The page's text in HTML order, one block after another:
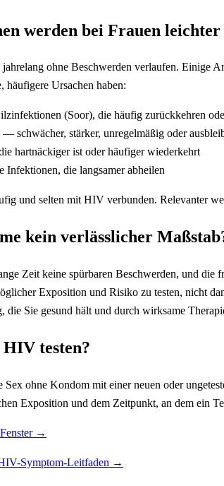
werden bei Frauen leichter
ohne Beschwerden verlaufen. Einige
häufigere Ursachen haben:
(Soor), die häufig zurückkehren
schwächer, stärker, unregelmäßig oder
hartnäckiger ist oder häufiger wiederkehrt
Infektionen, die langsamer abheilen
und selten mit HIV verbunden. Relevanter
kein verlässlicher
Zeit keine spürbaren Beschwerden, und
Exposition und Risiko zu testen, nicht
die Sie gesund hält und durch wirksame
testen?
Sex ohne Kondom mit einer neuen oder
Exposition und dem Zeitpunkt, an dem ein
→
Symptom-Leitfaden →